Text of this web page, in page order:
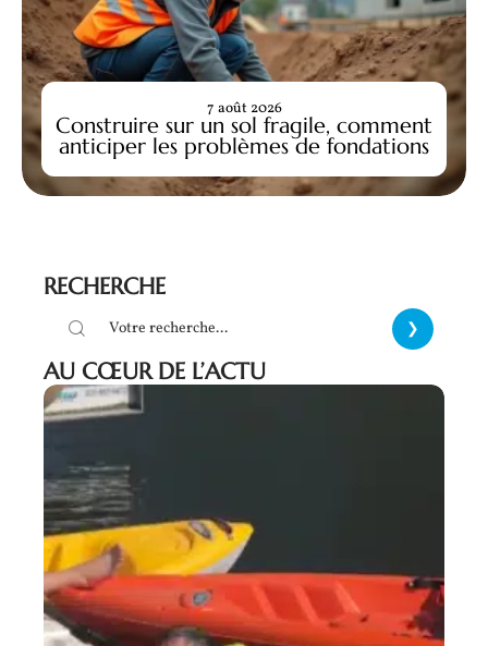
Construire sur un sol fragile, comment
anticiper les problèmes de fondations
7 août 2026
RECHERCHE
AU CŒUR DE L’ACTU